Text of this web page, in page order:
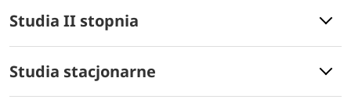
Studia II stopnia
Studia stacjonarne